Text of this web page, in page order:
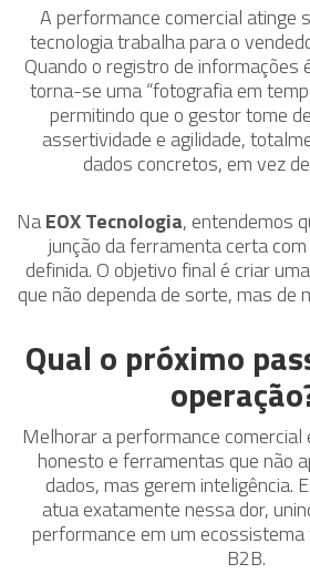
A performance comercial atinge
tecnologia trabalha para o
Quando o registro de informações
torna-se uma “fotografia em
permitindo que o gestor tome
assertividade e agilidade,
dados concretos, em vez
NaEOX Tecnologia, entendemos
junção da ferramenta certa
definida. O objetivo final é criar
que não dependa de sorte, mas de
Qual o próximo
Melhorar a performance comercial
honesto e ferramentas que não
dados, mas gerem inteligência.
atua exatamente nessa dor,
performance em um
B2B.